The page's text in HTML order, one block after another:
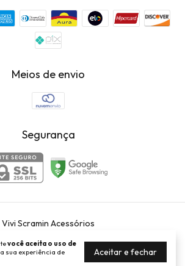
você aceita o uso de
sua experiência de
Aceitar e fechar
Meios de envio
Segurança
Vivi Scramin Acessórios